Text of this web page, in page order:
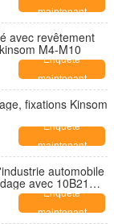
maintenant
avec revêtement
M4-M10
Enquête
maintenant
fixations Kinsom
Enquête
maintenant
automobile
avec 10B21
Enquête
maintenant